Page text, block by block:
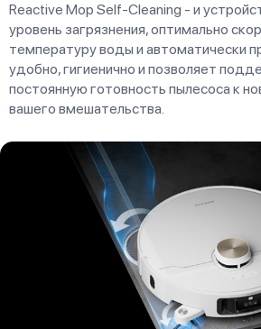
Reactive Mop Self-Cleaning - и
уровень загрязнения, оптимально
температуру воды и автоматически
удобно, гигиенично и позволяет
постоянную готовность пылесоса к
вашего вмешательства.